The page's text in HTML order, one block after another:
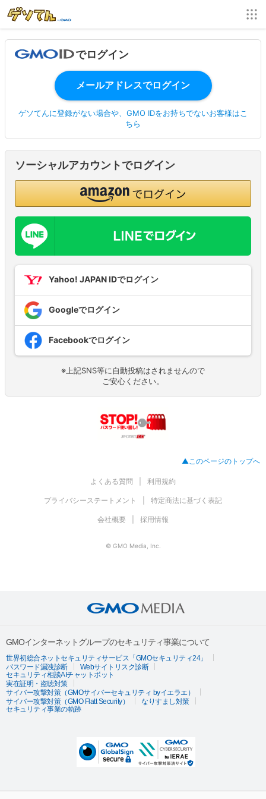
でログイン
ゲソてんに登録がない場合や、GMO IDをお持ちでないお客様はこ
ちら
ソーシャルアカウントでログイン
Yahoo! JAPAN IDでログイン
Googleでログイン
Facebookでログイン
※上記SNS等に自動投稿はされませんので
ご安心ください。
▲このページのトップへ
よくある質問 利用規約
プライバシーステートメント 特定商法に基づく表記
会社概要 採用情報
© GMO Media, Inc.
GMOインターネットグループのセキュリティ事業について
世界初総合ネットセキュリティサービス「GMOセキュリティ24」
パスワード漏洩診断
Webサイトリスク診断
セキュリティ相談AIチャットボット
実在証明・盗聴対策
サイバー攻撃対策（GMOサイバーセキュリティ byイエラエ）
サイバー攻撃対策（GMO Flatt Security）
なりすまし対策
セキュリティ事業の軌跡